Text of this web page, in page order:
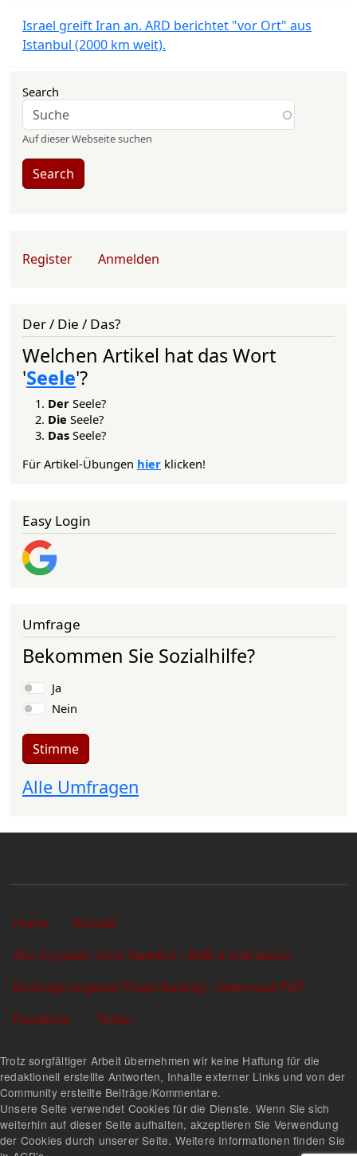
Israel greift Iran an. ARD berichtet "vor Ort" aus
Istanbul (2000 km weit).
Search
Auf dieser Webseite suchen
Search
User account menu
Register Anmelden
Der / Die / Das?
Welchen Artikel hat das Wort
'Seele'?
Der Seele?
Die Seele?
Das Seele?
Für Artikel-Übungen hier klicken!
Easy Login
Umfrage
Bekommen Sie Sozialhilfe?
Auswahlmöglichkeiten
Ja
Nein
Stimme
Alle Umfragen
Sekundärlinks
Home
Kontakt
Alle Angaben ohne Gewähr! | AGB & Impressum
Einbürgerungstest Fragenkatalog - Download PDF
Facebook
Twitter
Trotz sorgfältiger Arbeit übernehmen wir keine Haftung für die
redaktionell erstellte Antworten, Inhalte externer Links und von der
Community erstellte Beiträge/Kommentare.
Unsere Seite verwendet Cookies für die Dienste. Wenn Sie sich
weiterhin auf dieser Seite aufhalten, akzeptieren Sie Verwendung
der Cookies durch unserer Seite. Weitere Informationen finden Sie